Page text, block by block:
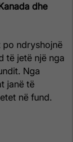
dhe
po ndryshojnë
të jetë një nga
Nga
janë të
në fund.